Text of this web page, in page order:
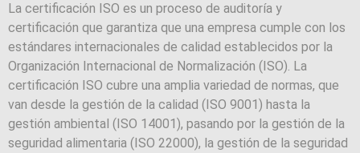
La certificación ISO es un proceso de auditoría y
certificación que garantiza que una empresa cumple con los
estándares internacionales de calidad establecidos por la
Organización Internacional de Normalización (ISO). La
certificación ISO cubre una amplia variedad de normas, que
van desde la gestión de la calidad (ISO 9001) hasta la
gestión ambiental (ISO 14001), pasando por la gestión de la
seguridad alimentaria (ISO 22000), la gestión de la seguridad